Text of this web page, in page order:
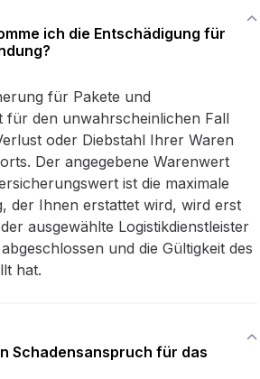
ich die Entschädigung für
für Pakete und
für den unwahrscheinlichen Fall
oder Diebstahl Ihrer Waren
Der angegebene Warenwert
ist die maximale
der Ihnen erstattet wird, wird erst
ausgewählte Logistikdienstleister
und die Gültigkeit des
hat.
Schadensanspruch für das